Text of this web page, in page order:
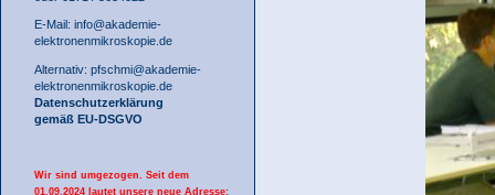
E-Mail: info@akademie-
elektronenmikroskopie.de
Alternativ: pfschmi@akademie-
elektronenmikroskopie.de
Datenschutzerklärung
gemäß EU-DSGVO
Wir sind umgezogen. Seit dem
01.09.2024 lautet unsere neue Adresse: